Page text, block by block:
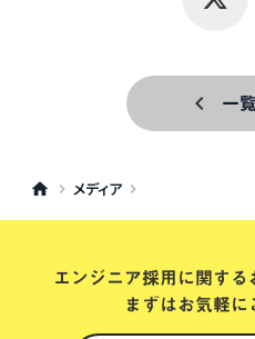
keyboard_arrow_left 一
home keyboard_arrow_right メディア keyboard_arrow_right
エンジニア採用に関する
まずはお気軽